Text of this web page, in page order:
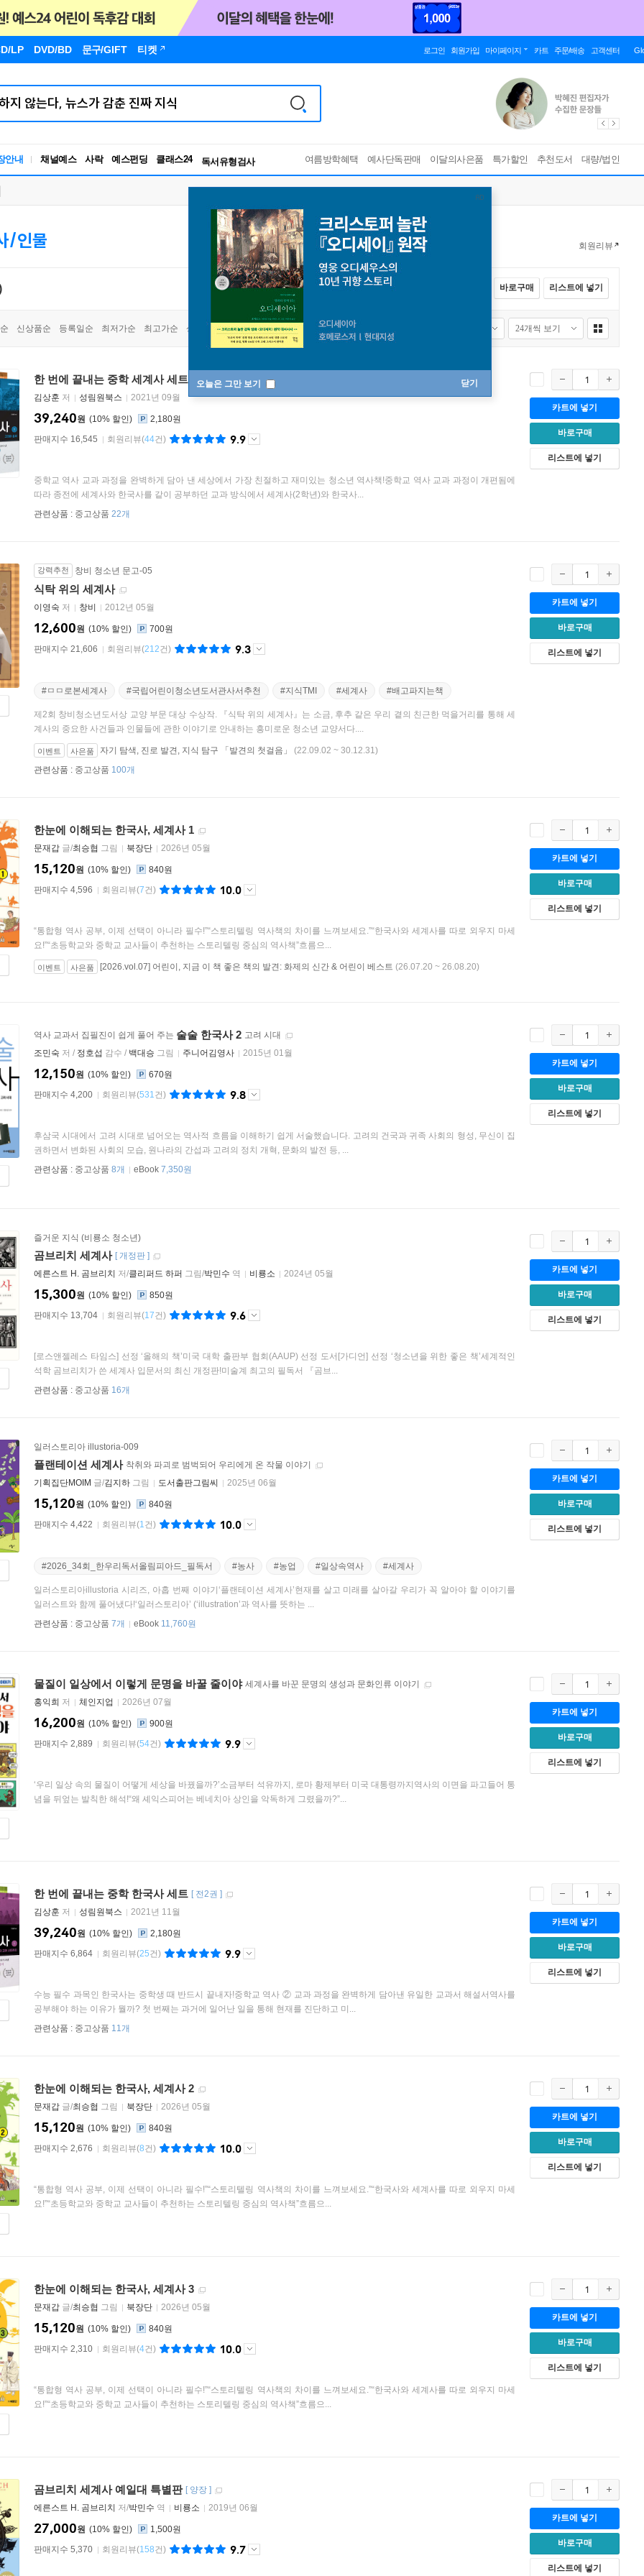
LP DVD/BD 문구/GIFT 티켓 로그인 회원가입 마이페이지 카트 주문/배송 고객센터
안내 채널예스 사락 예스펀딩 클래스24
독서유형검사
RBTI Lab
독서유형검사
여름방학혜택 예사단독판매 이달의사은품 특가할인 추천도서 대량/법인
오늘은 그만 보기 닫기
/인물 회원리뷰
전체선택 바로구매 리스트에 넣기
신상품순 등록일순 최저가순 최고가순 상품명순
한 번에 끝내는 중학 세계사 세트 전2권]
김상훈 저 성림원북스 2021년 09월
10%
39,240원
2,180원
판매지수 16,545
회원리뷰(44건) 9.9
중학교 역사 교과 과정을 완벽하게 담아 낸 세상에서 가장 친절하고 재미있는 청소년 역사책!중학교 역사 교과 과정이 개편됨에
따라 종전에 세계사와 한국사를 같이 공부하던 교과 방식에서 세계사(2학년)와 한국사...
관련상품 : 중고상품 22개
카트에 넣기
바로구매
리스트에 넣기
강력추천 창비 청소년 문고-05
식탁 위의 세계사
이영숙 저 창비 2012년 05월
10%
12,600원
700원
판매지수 21,606
회원리뷰(212건) 9.3
#ㅁㅁ로본세계사 #국립어린이청소년도서관사서추천 #지식TMI #세계사 #배고파지는책
제2회 창비청소년도서상 교양 부문 대상 수상작. 『식탁 위의 세계사』는 소금, 후추 같은 우리 곁의 친근한 먹을거리를 통해 세
계사의 중요한 사건들과 인물들에 관한 이야기로 안내하는 흥미로운 청소년 교양서다....
이벤트 사은품 자기 탐색, 진로 발견, 지식 탐구 「발견의 첫걸음」
(22.09.02 ~ 30.12.31)
관련상품 : 중고상품 100개
카트에 넣기
바로구매
리스트에 넣기
한눈에 이해되는 한국사, 세계사 1
문재갑 글/최승협 그림 북장단 2026년 05월
10%
15,120원
840원
판매지수 4,596
회원리뷰(7건) 10.0
“통합형 역사 공부, 이제 선택이 아니라 필수!”“스토리텔링 역사책의 차이를 느껴보세요.”“한국사와 세계사를 따로 외우지 마세
요!”“초등학교와 중학교 교사들이 추천하는 스토리텔링 중심의 역사책”흐름으...
이벤트 사은품 [2026.vol.07] 어린이, 지금 이 책 좋은 책의 발견: 화제의 신간 & 어린이 베스트 (26.07.20 ~ 26.08.20)
카트에 넣기
바로구매
리스트에 넣기
역사 교과서 집필진이 쉽게 풀어 주는 술술 한국사 2 고려 시대
조민숙 저 / 정호섭 감수 / 백대승 그림 주니어김영사 2015년 01월
10%
12,150원
670원
판매지수 4,200
회원리뷰(531건) 9.8
후삼국 시대에서 고려 시대로 넘어오는 역사적 흐름을 이해하기 쉽게 서술했습니다. 고려의 건국과 귀족 사회의 형성, 무신이 집
권하면서 변화된 사회의 모습, 원나라의 간섭과 고려의 정치 개혁, 문화의 발전 등, ...
관련상품 : 중고상품 8개 eBook 7,350원
카트에 넣기
바로구매
리스트에 넣기
즐거운 지식 (비룡소 청소년)
곰브리치 세계사 [개정판 ]
에른스트 H. 곰브리치 저/클리퍼드 하퍼 그림/박민수 역 비룡소 2024년 05월
10%
15,300원
850원
판매지수 13,704
회원리뷰(17건) 9.6
[로스앤젤레스 타임스] 선정 ‘올해의 책’미국 대학 출판부 협회(AAUP) 선정 도서[가디언] 선정 ‘청소년을 위한 좋은 책’세계적인
석학 곰브리치가 쓴 세계사 입문서의 최신 개정판!미술계 최고의 필독서 『곰브...
관련상품 : 중고상품 16개
카트에 넣기
바로구매
리스트에 넣기
일러스토리아 illustoria-009
플랜테이션 세계사 착취와 파괴로 범벅되어 우리에게 온 작물 이야기
기획집단MOIM 글/김지하 그림 도서출판그림씨 2025년 06월
10%
15,120원
840원
판매지수 4,422
회원리뷰(1건) 10.0
#2026_34회_한우리독서올림피아드_필독서 #농사 #농업 #일상속역사 #세계사
일러스토리아illustoria 시리즈, 아홉 번째 이야기‘플랜테이션 세계사’현재를 살고 미래를 살아갈 우리가 꼭 알아야 할 이야기를
일러스트와 함께 풀어냈다!‘일러스토리아’ (‘illustration’과 역사를 뜻하는 ...
관련상품 : 중고상품 7개 eBook 11,760원
카트에 넣기
바로구매
리스트에 넣기
물질이 일상에서 이렇게 문명을 바꿀 줄이야 세계사를 바꾼 문명의 생성과 문화인류 이야기
홍익희 저 체인지업 2026년 07월
10%
16,200원
900원
판매지수 2,889
회원리뷰(54건) 9.9
‘우리 일상 속의 물질이 어떻게 세상을 바꿨을까?’소금부터 석유까지, 로마 황제부터 미국 대통령까지역사의 이면을 파고들어 통
념을 뒤엎는 발칙한 해석!“왜 셰익스피어는 베네치아 상인을 악독하게 그렸을까?”...
카트에 넣기
바로구매
리스트에 넣기
한 번에 끝내는 중학 한국사 세트 [ 전2권 ]
김상훈 저 성림원북스 2021년 11월
10%
39,240원
2,180원
판매지수 6,864
회원리뷰(25건) 9.9
수능 필수 과목인 한국사는 중학생 때 반드시 끝내자!중학교 역사 ② 교과 과정을 완벽하게 담아낸 유일한 교과서 해설서역사를
공부해야 하는 이유가 뭘까? 첫 번째는 과거에 일어난 일을 통해 현재를 진단하고 미...
관련상품 : 중고상품 11개
카트에 넣기
바로구매
리스트에 넣기
한눈에 이해되는 한국사, 세계사 2
문재갑 글/최승협 그림 북장단 2026년 05월
10%
15,120원
840원
판매지수 2,676
회원리뷰(8건) 10.0
“통합형 역사 공부, 이제 선택이 아니라 필수!”“스토리텔링 역사책의 차이를 느껴보세요.”“한국사와 세계사를 따로 외우지 마세
요!”“초등학교와 중학교 교사들이 추천하는 스토리텔링 중심의 역사책”흐름으...
카트에 넣기
바로구매
리스트에 넣기
한눈에 이해되는 한국사, 세계사 3
문재갑 글/최승협 그림 북장단 2026년 05월
10%
15,120원
840원
판매지수 2,310
회원리뷰(4건) 10.0
“통합형 역사 공부, 이제 선택이 아니라 필수!”“스토리텔링 역사책의 차이를 느껴보세요.”“한국사와 세계사를 따로 외우지 마세
요!”“초등학교와 중학교 교사들이 추천하는 스토리텔링 중심의 역사책”흐름으...
카트에 넣기
바로구매
리스트에 넣기
곰브리치 세계사 예일대 특별판 [ 양장 ]
에른스트 H. 곰브리치 저/박민수 역 비룡소 2019년 06월
10%
27,000원
1,500원
판매지수 5,370
회원리뷰(158건) 9.7
카트에 넣기
바로구매
리스트에 넣기